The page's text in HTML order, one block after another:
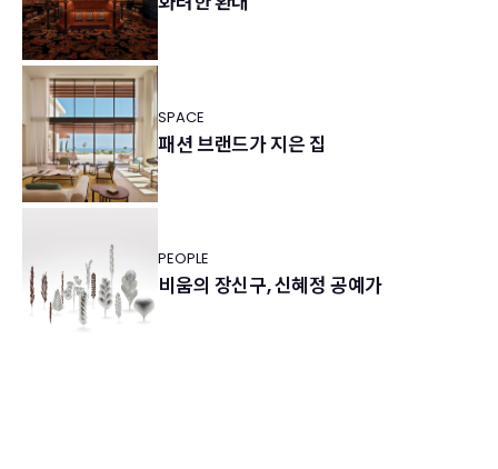
SPACE
패션 브랜드가 지은 집
PEOPLE
비움의 장신구, 신혜정 공예가